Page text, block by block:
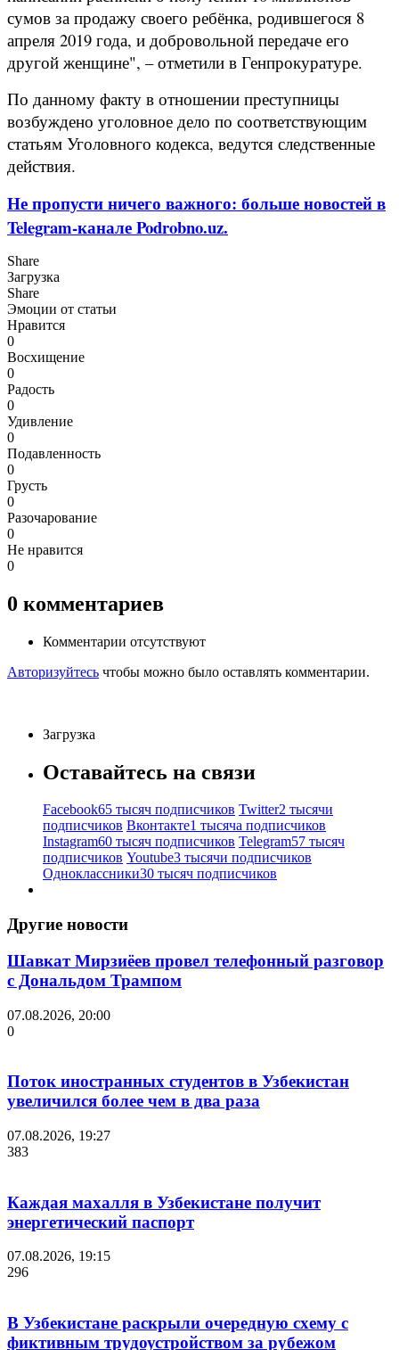
сумов за продажу своего ребёнка, родившегося 8
апреля 2019 года, и добровольной передаче его
другой женщине", – отметили в Генпрокуратуре.
По данному факту в отношении преступницы
возбуждено уголовное дело по соответствующим
статьям Уголовного кодекса, ведутся следственные
действия.
Не пропусти ничего важного: больше новостей в
Telegram-канале Podrobno.uz.
Share
Загрузка
Share
Эмоции от статьи
Нравится
0
Восхищение
0
Радость
0
Удивление
0
Подавленность
0
Грусть
0
Разочарование
0
Не нравится
0
0 комментариев
Комментарии отсутствуют
Авторизуйтесь чтобы можно было оставлять комментарии.
Загрузка
Оставайтесь на связи
Facebook65 тысяч подписчиков Twitter2 тысячи
подписчиков Вконтакте1 тысяча подписчиков
Instagram60 тысяч подписчиков Telegram57 тысяч
подписчиков Youtube3 тысячи подписчиков
Одноклассники30 тысяч подписчиков
Другие новости
Шавкат Мирзиёев провел телефонный разговор
с Дональдом Трампом
07.08.2026, 20:00
0
Поток иностранных студентов в Узбекистан
увеличился более чем в два раза
07.08.2026, 19:27
383
Каждая махалля в Узбекистане получит
энергетический паспорт
07.08.2026, 19:15
296
В Узбекистане раскрыли очередную схему с
фиктивным трудоустройством за рубежом